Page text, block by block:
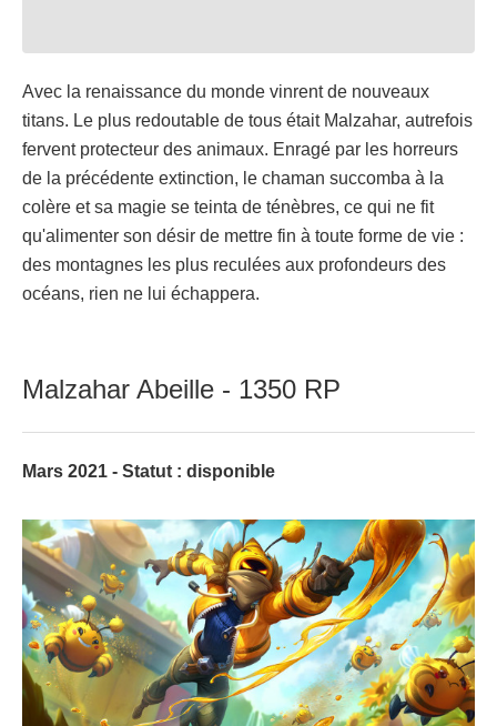
Avec la renaissance du monde vinrent de nouveaux
titans. Le plus redoutable de tous était Malzahar, autrefois
fervent protecteur des animaux. Enragé par les horreurs
de la précédente extinction, le chaman succomba à la
colère et sa magie se teinta de ténèbres, ce qui ne fit
qu'alimenter son désir de mettre fin à toute forme de vie :
des montagnes les plus reculées aux profondeurs des
océans, rien ne lui échappera.
Malzahar Abeille - 1350 RP
Mars 2021 - Statut : disponible